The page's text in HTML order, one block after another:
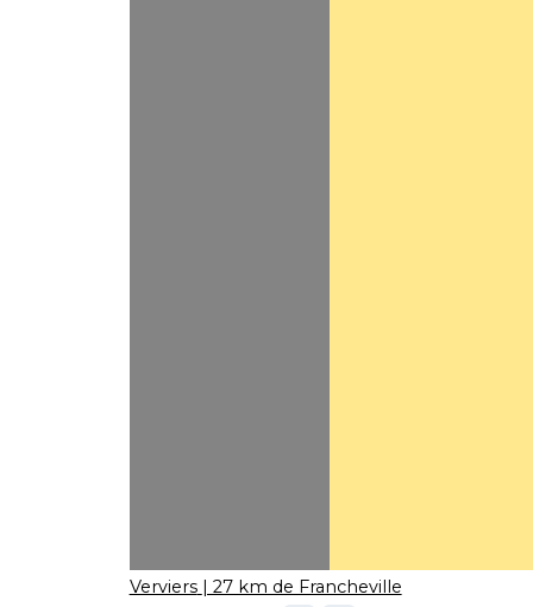
Verviers | 27 km de Francheville